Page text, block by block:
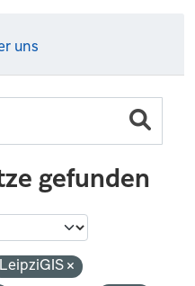
uns
gefunden
LeipziGIS